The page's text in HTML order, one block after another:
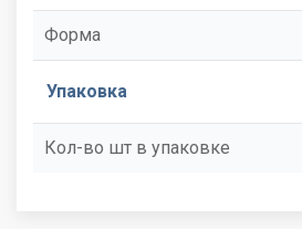
Форма
Упаковка
Кол-во шт в упаковке